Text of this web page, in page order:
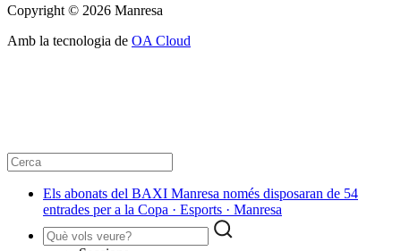
Copyright © 2026 Manresa
Amb la tecnologia de OA Cloud
Els abonats del BAXI Manresa només disposaran de 54
entrades per a la Copa · Esports · Manresa